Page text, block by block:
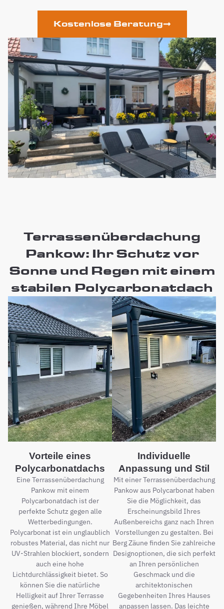
Kostenlose Beratung
Terrassenüberdachung
Pankow: Ihr Schutz vor
Sonne und Regen mit einem
stabilen Polycarbonatdach
Vorteile eines
Polycarbonatdachs
Eine Terrassenüberdachung
Pankow mit einem
Polycarbonatdach ist der
perfekte Schutz gegen alle
Wetterbedingungen.
Polycarbonat ist ein unglaublich
robustes Material, das nicht nur
UV-Strahlen blockiert, sondern
auch eine hohe
Lichtdurchlässigkeit bietet. So
können Sie die natürliche
Helligkeit auf Ihrer Terrasse
genießen, während Ihre Möbel
Individuelle
Anpassung und Stil
Mit einer Terrassenüberdachung
Pankow aus Polycarbonat haben
Sie die Möglichkeit, das
Erscheinungsbild Ihres
Außenbereichs ganz nach Ihren
Vorstellungen zu gestalten. Bei
Berg Zäune finden Sie zahlreiche
Designoptionen, die sich perfekt
an Ihren persönlichen
Geschmack und die
architektonischen
Gegebenheiten Ihres Hauses
anpassen lassen. Das leichte